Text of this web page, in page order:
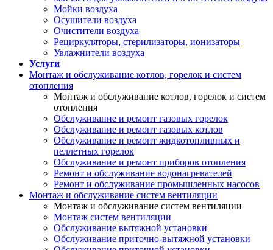
Мойки воздуха
Осушители воздуха
Очистители воздуха
Рециркуляторы, стерилизаторы, ионизаторы
Увлажнители воздуха
Услуги
Монтаж и обслуживание котлов, горелок и систем
отопления
Монтаж и обслуживание котлов, горелок и систем
отопления
Обслуживание и ремонт газовых горелок
Обслуживание и ремонт газовых котлов
Обслуживание и ремонт жидкотопливных и
пеллетных горелок
Обслуживание и ремонт приборов отопления
Ремонт и обслуживание водонагревателей
Ремонт и обслуживание промышленных насосов
Монтаж и обслуживание систем вентиляции
Монтаж и обслуживание систем вентиляции
Монтаж систем вентиляции
Обслуживание вытяжной установки
Обслуживание приточно-вытяжной установки